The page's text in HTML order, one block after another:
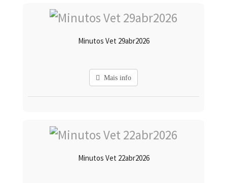
Minutos Vet 29abr2026
Mais info
Minutos Vet 22abr2026